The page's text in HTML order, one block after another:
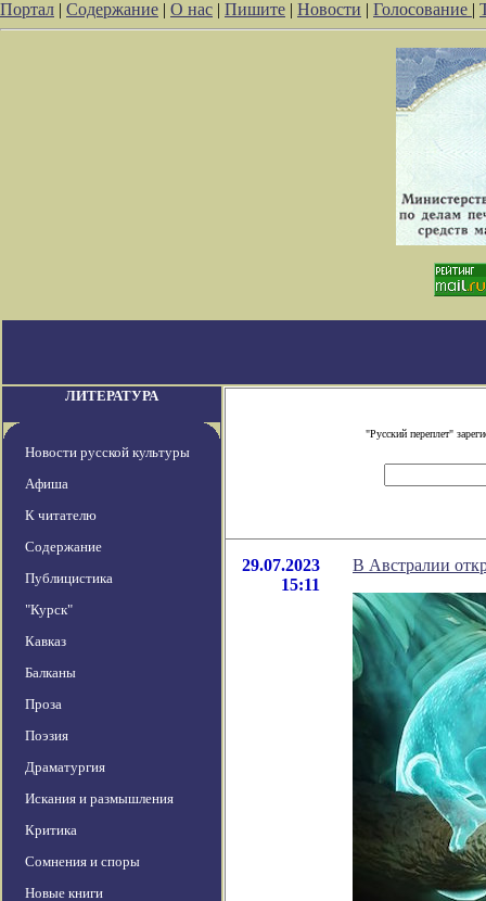
Портал | Содержание | О нас | Пишите | Новости | Голосование |
ЛИТЕРАТУРА
Новости русской культуры
Афиша
К читателю
Содержание
Публицистика
"Курск"
Кавказ
Балканы
Проза
Поэзия
Драматургия
Искания и размышления
Критика
Сомнения и споры
Новые книги
"Русский переплет"
29.07.2023
15:11
В Австралии